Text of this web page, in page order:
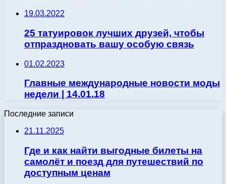
19.03.2022
25 татуировок лучших друзей, чтобы
отпраздновать вашу особую связь
01.02.2023
Главные международные новости моды
недели | 14.01.18
Последние записи
21.11.2025
Где и как найти выгодные билеты на
самолёт и поезд для путешествий по
доступным ценам